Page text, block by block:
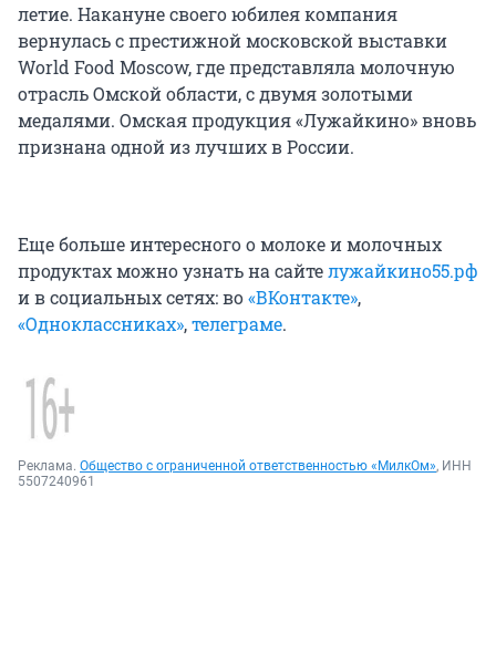
летие. Накануне своего юбилея компания
вернулась с престижной московской выставки
World Food Moscow, где представляла молочную
отрасль Омской области, с двумя золотыми
медалями. Омская продукция «Лужайкино» вновь
признана одной из лучших в России.
Еще больше интересного о молоке и молочных
продуктах можно узнать на сайтелужайкино55.рф
и в социальных сетях: во«ВКонтакте»,
«Одноклассниках»,телеграме.
Реклама. Общество с ограниченной ответственностью «МилкОм», ИНН
5507240961